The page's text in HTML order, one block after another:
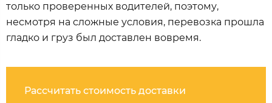
только проверенных водителей, поэтому,
несмотря на сложные условия, перевозка прошла
гладко и груз был доставлен вовремя.
Рассчитать стоимость доставки